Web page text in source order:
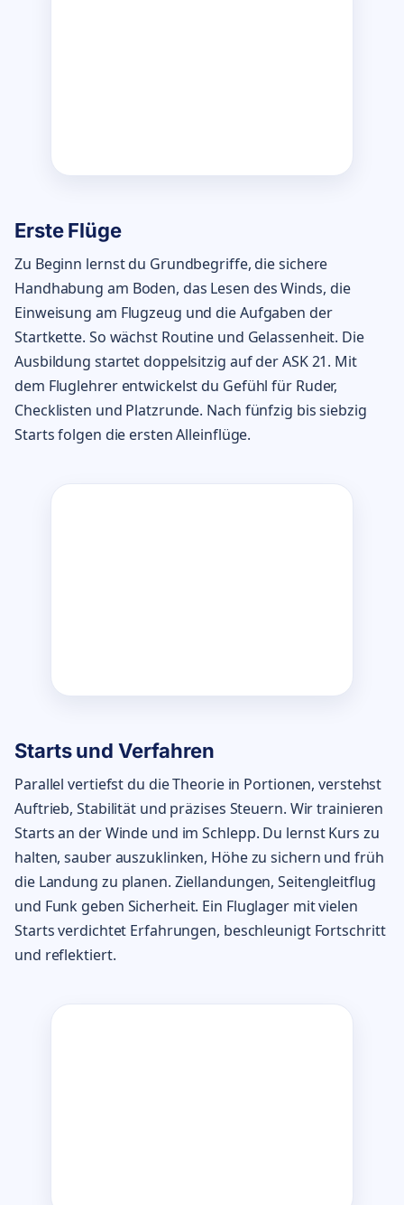
Erste Flüge
Zu Beginn lernst du Grundbegriffe, die sichere
Handhabung am Boden, das Lesen des Winds, die
Einweisung am Flugzeug und die Aufgaben der
Startkette. So wächst Routine und Gelassenheit. Die
Ausbildung startet doppelsitzig auf der ASK 21. Mit
dem Fluglehrer entwickelst du Gefühl für Ruder,
Checklisten und Platzrunde. Nach fünfzig bis siebzig
Starts folgen die ersten Alleinflüge.
Starts und Verfahren
Parallel vertiefst du die Theorie in Portionen, verstehst
Auftrieb, Stabilität und präzises Steuern. Wir trainieren
Starts an der Winde und im Schlepp. Du lernst Kurs zu
halten, sauber auszuklinken, Höhe zu sichern und früh
die Landung zu planen. Ziellandungen, Seitengleitflug
und Funk geben Sicherheit. Ein Fluglager mit vielen
Starts verdichtet Erfahrungen, beschleunigt Fortschritt
und reflektiert.